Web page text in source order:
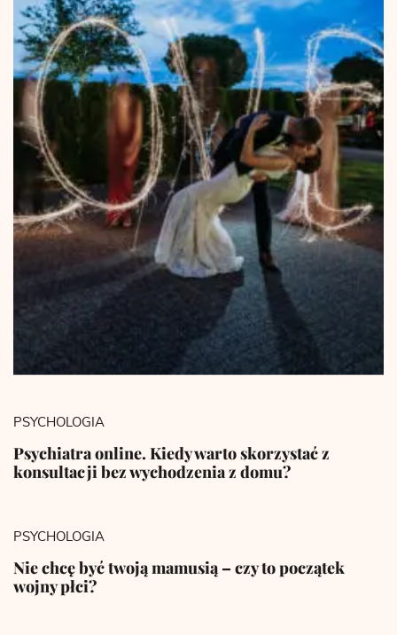
PSYCHOLOGIA
Psychiatra online. Kiedy warto skorzystać z
konsultacji bez wychodzenia z domu?
PSYCHOLOGIA
Nie chcę być twoją mamusią – czy to początek
wojny płci?